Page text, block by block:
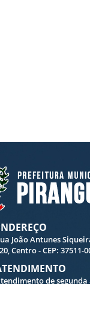
João Antunes
Centro - CEP: 37511-
de segunda